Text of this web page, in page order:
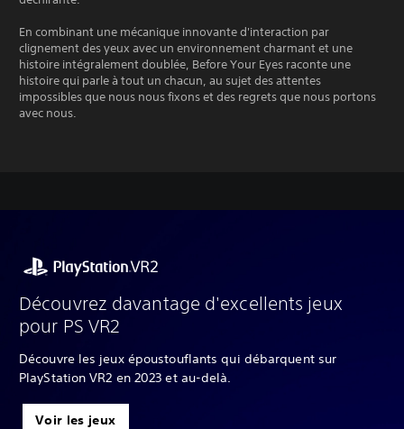
En combinant une mécanique innovante d'interaction par
clignement des yeux avec un environnement charmant et une
histoire intégralement doublée, Before Your Eyes raconte une
histoire qui parle à tout un chacun, au sujet des attentes
impossibles que nous nous fixons et des regrets que nous portons
avec nous.
Découvrez davantage d'excellents jeux
pour PS VR2
Découvre les jeux époustouflants qui débarquent sur
PlayStation VR2 en 2023 et au-delà.
Voir les jeux